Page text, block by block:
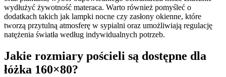
wydłużyć żywotność materaca. Warto również pomyśleć o
dodatkach takich jak lampki nocne czy zasłony okienne, które
tworzą przytulną atmosferę w sypialni oraz umożliwiają regulację
natężenia światła według indywidualnych potrzeb.
Jakie rozmiary pościeli są dostępne dla
łóżka 160×80?